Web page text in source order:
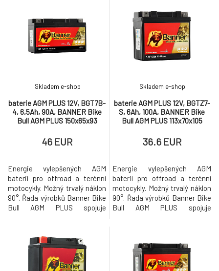
spolehlivostí. Ideálně vhodné
pro enduro a terénní motocykly.
Bike Bull AGM PLUS je vysoce
vyspělá kvalitní baterie s skel
komfortem a provozní
spolehlivostí. Ideálně vhodné
pro enduro a terénní motocykly.
Bike Bull AGM PLUS je vysoce
vyspělá kvalitní baterie s skel
baterie AGM PLUS 12V, BGT7B-
4, 6,5Ah, 90A, BANNER Bike
Bull AGM PLUS 150x65x93
Skladem e-shop
46 EUR
Energie vylepšených AGM
baterií pro offroad a terénní
motocykly. Možný trvalý náklon
90°. Řada výrobků Banner Bike
Bull AGM PLUS spojuje
komfortem a provozní
spolehlivostí. Ideálně vhodné
pro enduro a terénní motocykly.
Bike Bull AGM PLUS je vysoce
baterie AGM PLUS 12V, BGTZ7-
S, 6Ah, 100A, BANNER Bike
Bull AGM PLUS 113x70x105
Skladem e-shop
36.6 EUR
Energie vylepšených AGM
baterií pro offroad a terénní
motocykly. Možný trvalý náklon
90°. Řada výrobků Banner Bike
Bull AGM PLUS spojuje
spolehlivostí. Ideálně vhodné
pro enduro a terénní motocykly.
Bike Bull AGM PLUS je vysoce